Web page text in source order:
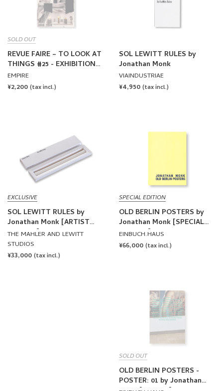
SOLD OUT
REVUE FAIRE – TO LOOK AT
THINGS #25 - EXHIBITION
VIEWS?: JONATHAN MONK
EMPIRE
REGULAR
¥2,200 (tax incl.)
SOL LEWITT RULES by
Jonathan Monk
VIAINDUSTRIAE
REGULAR
¥4,950 (tax incl.)
EXCLUSIVE
SOL LEWITT RULES by
Jonathan Monk [ARTIST
EDITION]
THE MAHLER AND LEWITT
STUDIOS
REGULAR
¥33,000 (tax incl.)
SPECIAL EDITION
OLD BERLIN POSTERS by
Jonathan Monk [SPECIAL
EDITION]
EINBUCH.HAUS
REGULAR
¥66,000 (tax incl.)
SOLD OUT
OLD BERLIN POSTERS -
POSTER: 01 by Jonathan